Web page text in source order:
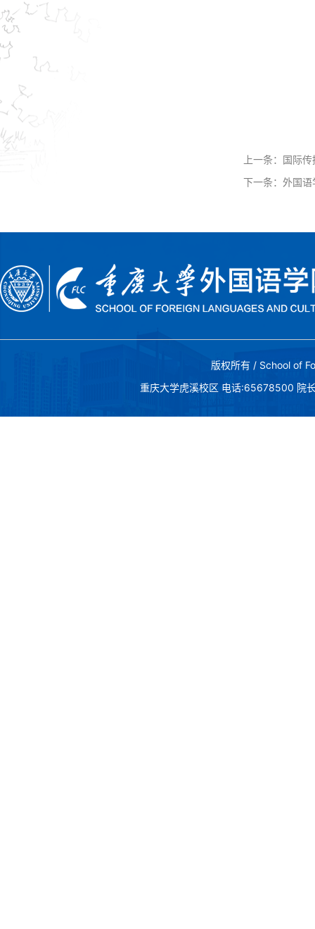
上一条： 国际传
下一条： 外国语
版权所有 / School of
重庆大学虎溪校区 电话:65678500 院